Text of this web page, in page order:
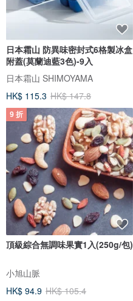
日本霜山 防異味密封式6格製冰盒
附蓋(莫蘭迪藍3色)-9入
日本霜山 SHIMOYAMA
HK$ 115.3 HK$ 147.8
9 折
頂級綜合無調味果實1入(250g/包)
小旭山脈
HK$ 94.9 HK$ 105.4